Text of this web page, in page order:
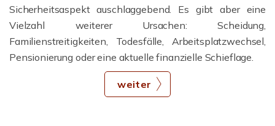
Sicherheitsaspekt auschlaggebend. Es gibt aber eine
Vielzahl weiterer Ursachen: Scheidung,
Familienstreitigkeiten, Todesfälle, Arbeitsplatzwechsel,
Pensionierung oder eine aktuelle finanzielle Schieflage.
weiter